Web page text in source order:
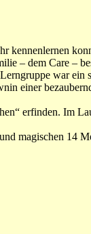
kennenlernen
– dem Care –
war
einer
erfinden. Im
magischen 14